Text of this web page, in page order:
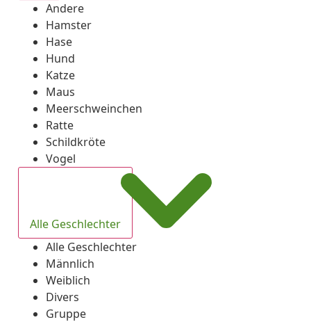
Andere
Hamster
Hase
Hund
Katze
Maus
Meerschweinchen
Ratte
Schildkröte
Vogel
Alle Geschlechter
Alle Geschlechter
Männlich
Weiblich
Divers
Gruppe